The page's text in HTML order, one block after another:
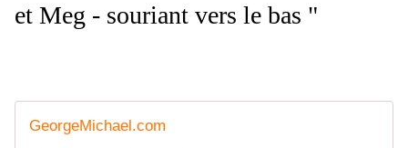
et Meg - souriant vers le bas "
GeorgeMichael.com